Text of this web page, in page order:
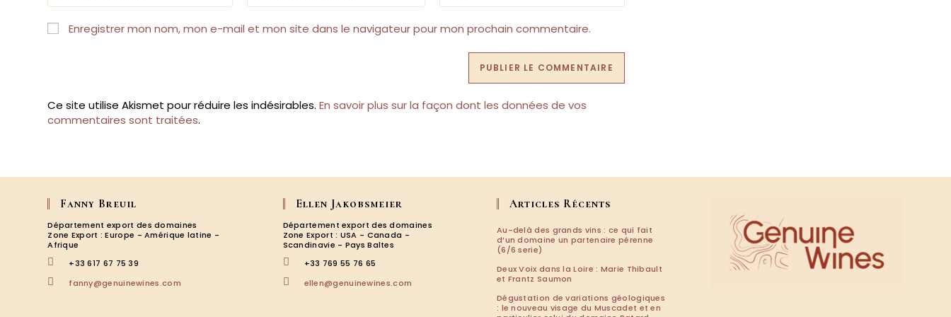
name
or
username
email
address
de
votre
(facultatif)
Enregistrer mon nom, mon e-mail et mon site dans le navigateur pour mon prochain commentaire.
Ce site utilise Akismet pour réduire les indésirables.En savoir plus sur la façon dont les données de vos
commentaires sont traitées.
Fanny Breuil
Département export des domaines
Zone Export : Europe - Amérique latine -
Afrique
+33 617 67 75 39
fanny@genuinewines.comS’ouvre
Ellen Jakobsmeier
Département export des domaines
Zone Export : USA - Canada -
Scandinavie - Pays Baltes
+33 769 55 76 65
ellen@genuinewines.com
Articles Récents
Au-delà des grands vins : ce qui fait
d’un domaine un partenaire pérenne
(6/6 serie)
Deux Voix dans la Loire : Marie Thibault
et Frantz Saumon
Dégustation de variations géologiques
: le nouveau visage du Muscadet et en